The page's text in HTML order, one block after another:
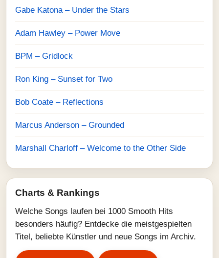
Gabe Katona – Under the Stars
Adam Hawley – Power Move
BPM – Gridlock
Ron King – Sunset for Two
Bob Coate – Reflections
Marcus Anderson – Grounded
Marshall Charloff – Welcome to the Other Side
Charts & Rankings
Welche Songs laufen bei 1000 Smooth Hits
besonders häufig? Entdecke die meistgespielten
Titel, beliebte Künstler und neue Songs im Archiv.